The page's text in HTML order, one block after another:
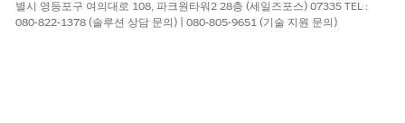
별시 영등포구 여의대로 108, 파크원타워2 28층 (세일즈포스) 07335 TEL :
080-822-1378 (솔루션 상담 문의) | 080-805-9651 (기술 지원 문의)